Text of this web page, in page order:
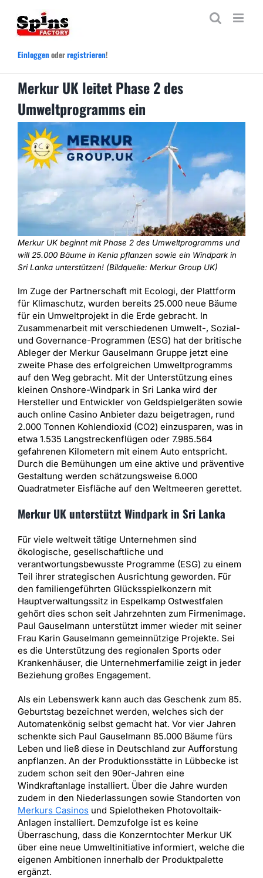
Inhalt
springen
Einloggenoderregistrieren!
Merkur UK leitet Phase 2 des
Umweltprogramms ein
Merkur UK beginnt mit Phase 2 des Umweltprogramms und
will 25.000 Bäume in Kenia pflanzen sowie ein Windpark in
Sri Lanka unterstützen! (Bildquelle: Merkur Group UK)
Im Zuge der Partnerschaft mit Ecologi, der Plattform
für Klimaschutz, wurden bereits 25.000 neue Bäume
für ein Umweltprojekt in die Erde gebracht. In
Zusammenarbeit mit verschiedenen Umwelt-, Sozial-
und Governance-Programmen (ESG) hat der britische
Ableger der Merkur Gauselmann Gruppe jetzt eine
zweite Phase des erfolgreichen Umweltprogramms
auf den Weg gebracht. Mit der Unterstützung eines
kleinen Onshore-Windpark in Sri Lanka wird der
Hersteller und Entwickler von Geldspielgeräten sowie
auch online Casino Anbieter dazu beigetragen, rund
2.000 Tonnen Kohlendioxid (CO2) einzusparen, was in
etwa 1.535 Langstreckenflügen oder 7.985.564
gefahrenen Kilometern mit einem Auto entspricht.
Durch die Bemühungen um eine aktive und präventive
Gestaltung werden schätzungsweise 6.000
Quadratmeter Eisfläche auf den Weltmeeren gerettet.
Merkur UK unterstützt Windpark in Sri Lanka
Für viele weltweit tätige Unternehmen sind
ökologische, gesellschaftliche und
verantwortungsbewusste Programme (ESG) zu einem
Teil ihrer strategischen Ausrichtung geworden. Für
den familiengeführten Glücksspielkonzern mit
Hauptverwaltungssitz in Espelkamp Ostwestfalen
gehört dies schon seit Jahrzehnten zum Firmenimage.
Paul Gauselmann unterstützt immer wieder mit seiner
Frau Karin Gauselmann gemeinnützige Projekte. Sei
es die Unterstützung des regionalen Sports oder
Krankenhäuser, die Unternehmerfamilie zeigt in jeder
Beziehung großes Engagement.
Als ein Lebenswerk kann auch das Geschenk zum 85.
Geburtstag bezeichnet werden, welches sich der
Automatenkönig selbst gemacht hat. Vor vier Jahren
schenkte sich Paul Gauselmann 85.000 Bäume fürs
Leben und ließ diese in Deutschland zur Aufforstung
anpflanzen. An der Produktionsstätte in Lübbecke ist
zudem schon seit den 90er-Jahren eine
Windkraftanlage installiert. Über die Jahre wurden
zudem in den Niederlassungen sowie Standorten von
Merkurs Casinosund Spielotheken Photovoltaik-
Anlagen installiert. Demzufolge ist es keine
Überraschung, dass die Konzerntochter Merkur UK
über eine neue Umweltinitiative informiert, welche die
eigenen Ambitionen innerhalb der Produktpalette
ergänzt.